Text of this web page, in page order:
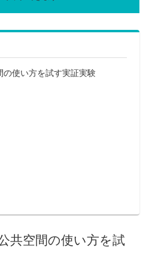
の使い方を試す実証実験
共空間の使い方を試